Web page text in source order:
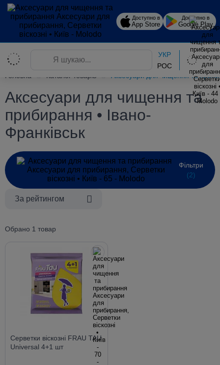
Доступно в
App Store
Доступно в
Google Play
УКР
РОС
Головна
Каталог товарів Аксесуари для чищення та
Аксесуари для чищення та
прибирання • Івано-
Франківськ
Фільтри
(2)
За рейтингом
Обрано 1 товар
Серветки віскозні FRAU TAU
Universal 4+1 шт